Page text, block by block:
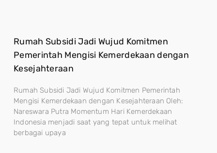
Rumah Subsidi Jadi Wujud Komitmen
Pemerintah Mengisi Kemerdekaan dengan
Kesejahteraan
Rumah Subsidi Jadi Wujud Komitmen Pemerintah
Mengisi Kemerdekaan dengan Kesejahteraan Oleh:
Nareswara Putra Momentum Hari Kemerdekaan
Indonesia menjadi saat yang tepat untuk melihat
berbagai upaya